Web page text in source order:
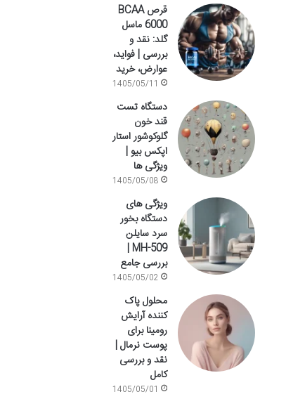
قرص BCAA
6000 ماسل
گلد: نقد و
بررسی | فواید،
عوارض، خرید
1405/05/11
دستگاه تست
قند خون
گلوکوشور استار
اپکس بیو |
ویژگی ها
1405/05/08
ویژگی های
دستگاه بخور
سرد سایلن
MH-509 |
بررسی جامع
1405/05/02
محلول پاک
کننده آرایش
رومینا برای
پوست نرمال |
نقد و بررسی
کامل
1405/05/01